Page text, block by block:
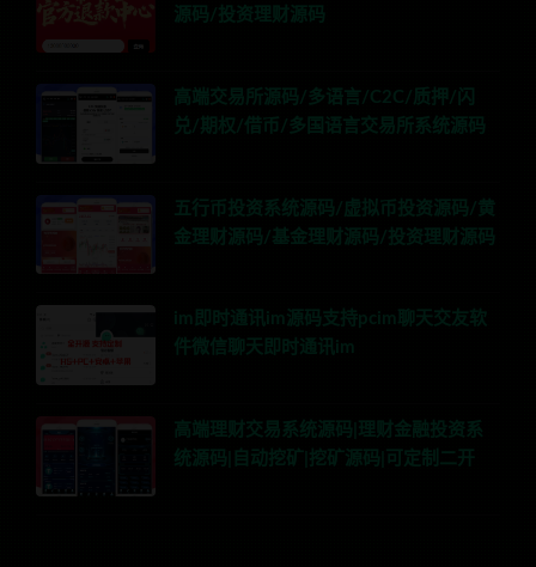
源码/投资理财源码
高端交易所源码/多语言/C2C/质押/闪
兑/期权/借币/多国语言交易所系统源码
五行币投资系统源码/虚拟币投资源码/黄
金理财源码/基金理财源码/投资理财源码
im即时通讯im源码支持pcim聊天交友软
件微信聊天即时通讯im
高端理财交易系统源码|理财金融投资系
统源码|自动挖矿|挖矿源码|可定制二开